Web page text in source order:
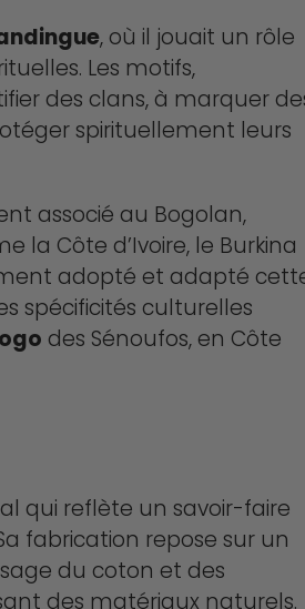
, où il jouait un rôle
Les motifs,
des clans, à marquer
spirituellement leurs
associé au Bogolan,
la Côte d’Ivoire, le Burkina
adopté et adapté
spécificités culturelles
des Sénoufos, en Côte
qui reflète un savoir-faire
fabrication repose sur un
du coton et des
des matériaux naturels.